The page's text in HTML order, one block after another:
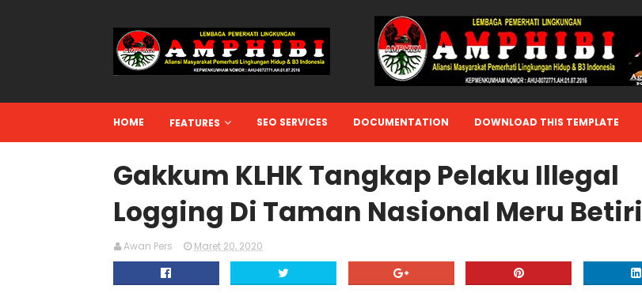
HOME FEATURES SEO SERVICES DOCUMENTATION DOWNLOAD THIS TEMPLATE
Gakkum KLHK Tangkap Pelaku Illegal
Logging Di Taman Nasional Meru Betiri
Awan Pers Maret 20, 2020